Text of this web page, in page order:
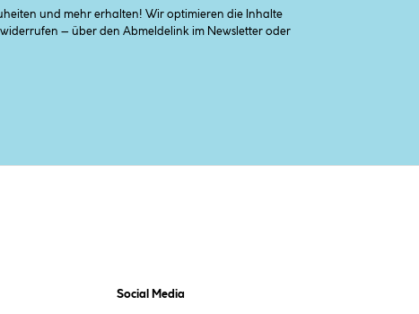
und mehr erhalten! Wir optimieren die Inhalte
– über den Abmeldelink im Newsletter oder
Social Media